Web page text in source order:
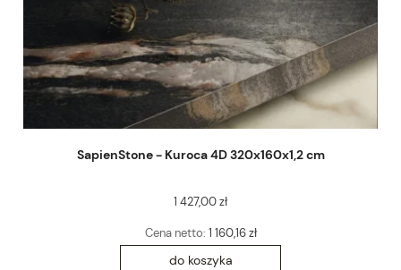
SapienStone - Kuroca 4D 320x160x1,2 cm
1 427,00 zł
Cena netto: 1 160,16 zł
do koszyka